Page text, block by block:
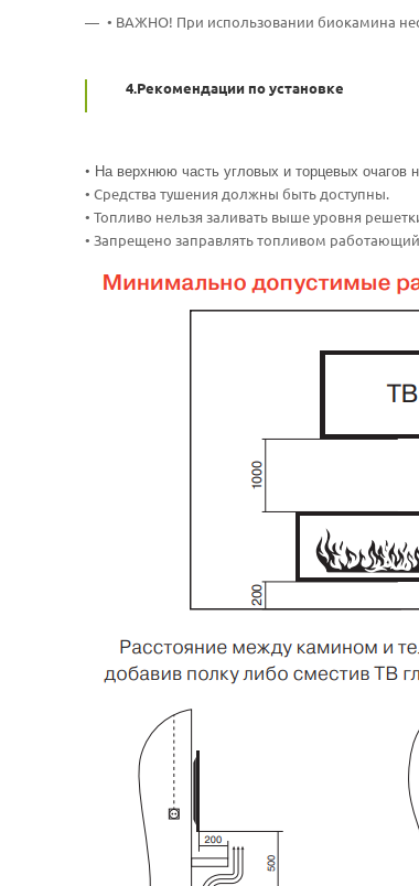
• ВАЖНО! При использовании биокамина
4.Рекомендации по установке
• На верхнюю часть угловых и торцевых очагов
• Средства тушения должны быть доступны.
• Топливо нельзя заливать выше уровня
• Запрещено заправлять топливом